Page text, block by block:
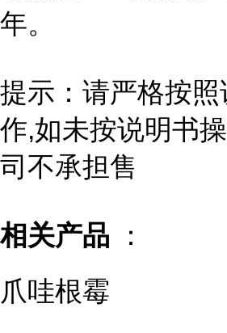
年。
提示：请严格按
作,如未按说明书
司不承担售
相关产品 ：
爪哇根霉